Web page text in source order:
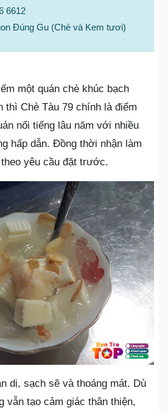
6612
Đúng Gu (Chè và Kem tươi)
một quán chè khúc bạch
thì Chè Tàu 79 chính là điểm
nổi tiếng lâu năm với nhiều
hấp dẫn. Đồng thời nhận làm
yêu cầu đặt trước.
dị, sạch sẽ và thoáng mát. Dù
vẫn tạo cảm giác thân thiện,